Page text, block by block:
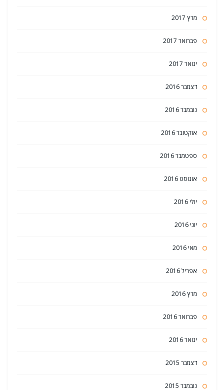
מרץ 2017
פברואר 2017
ינואר 2017
דצמבר 2016
נובמבר 2016
אוקטובר 2016
ספטמבר 2016
אוגוסט 2016
יולי 2016
יוני 2016
מאי 2016
אפריל 2016
מרץ 2016
פברואר 2016
ינואר 2016
דצמבר 2015
נובמבר 2015